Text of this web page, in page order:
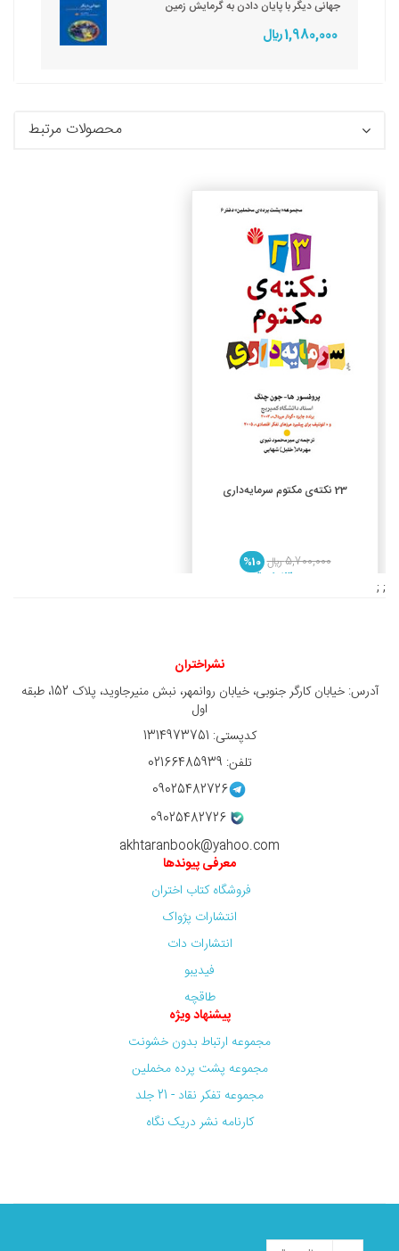
جهانی دیگر با پایان دادن به گرمایش زمین
1,980,000 ريال
محصولات مرتبط
افزودن به سبد خرید 23 نکته‌ی مکتوم سرمایه‌داری
5,700,000 ريال
%10
5,130,000 ريال
; ;
نشراختران
آدرس: خیابان کارگر جنوبی، خیابان روانمهر، نبش منیرجاوید، پلاک 152، طبقه
اول
کدپستی: 1314973751
تلفن: 02166485939
09025482726
09025482726
akhtaranbook@yahoo.com
معرفی پیوندها
فروشگاه کتاب اختران
انتشارات پژواک
انتشارات دات
فیدیبو
طاقچه
پیشنهاد ویژه
مجموعه ارتباط بدون خشونت
مجموعه پشت پرده مخملین
مجموعه تفکر نقاد - 21 جلد
کارنامه نشر دریک نگاه